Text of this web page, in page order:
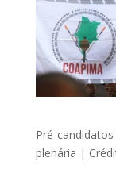
Pré-
plenária |